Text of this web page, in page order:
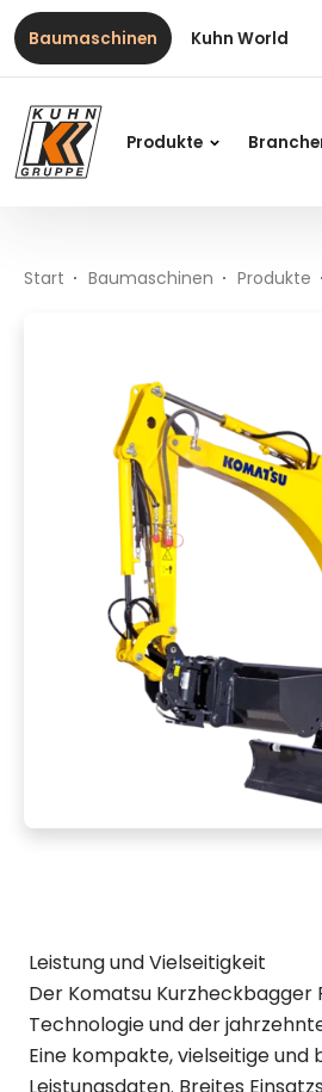
Inhalt
Inhaltsverzeichnis
Hauptnavigation
Table Of Content
PC20R-5
Baumaschinen Kuhn World
Produkte
Start Baumaschinen Produkte
Leistung und Vielseitigkeit
Der Komatsu
Technologie und der
Eine kompakte, vielseitige